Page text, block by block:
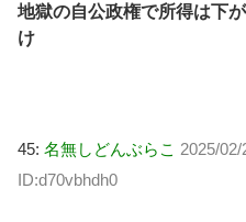
地獄の自公政権で所得は下
け
45: 名無しどんぶらこ 2025/
ID:d70vbhdh0